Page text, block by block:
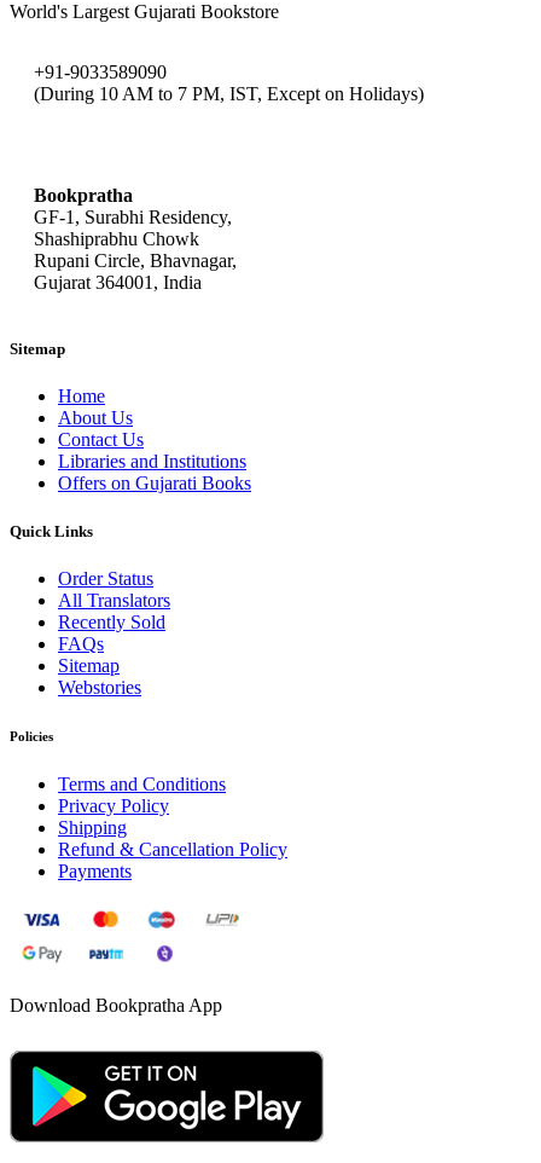
World's Largest Gujarati Bookstore
+91-9033589090
(During 10 AM to 7 PM, IST, Except on Holidays)
Bookpratha
GF-1, Surabhi Residency,
Shashiprabhu Chowk
Rupani Circle, Bhavnagar,
Gujarat 364001, India
Sitemap
Home
About Us
Contact Us
Libraries and Institutions
Offers on Gujarati Books
Quick Links
Order Status
All Translators
Recently Sold
FAQs
Sitemap
Webstories
Policies
Terms and Conditions
Privacy Policy
Shipping
Refund & Cancellation Policy
Payments
Download Bookpratha App